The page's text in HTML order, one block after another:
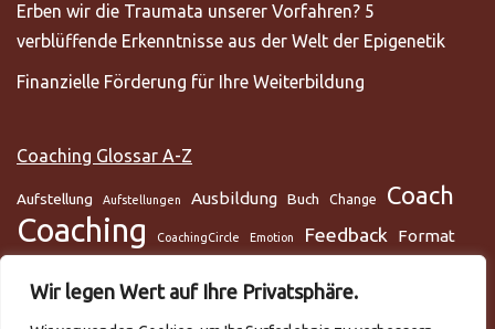
Wir legen Wert auf Ihre Privatsphäre.
Erben wir die Traumata unserer Vorfahren? 5
verblüffende Erkenntnisse aus der Welt der Epigenetik
Finanzielle Förderung für Ihre Weiterbildung
Coaching Glossar A-Z
Aufstellung Aufstellungen Ausbildung Buch Change Coach
Coaching CoachingCircle Emotion Feedback Format
Glaubenssysteme Loslassen Lunge Lösungsorientiert Meditation